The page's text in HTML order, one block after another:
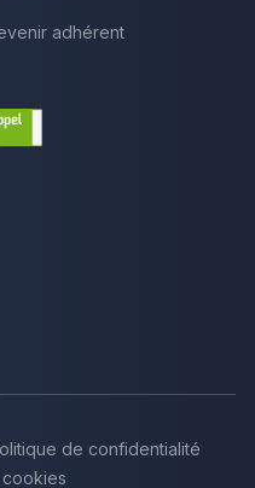
adhérent
de confidentialité